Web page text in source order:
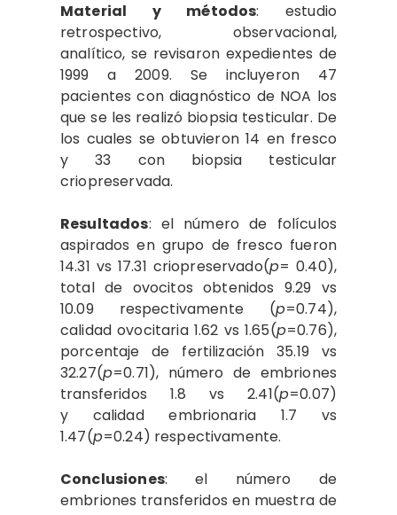
Material y métodos: estudio
retrospectivo, observacional,
analítico, se revisaron expedientes de
1999 a 2009. Se incluyeron 47
pacientes con diagnóstico de NOA los
que se les realizó biopsia testicular. De
los cuales se obtuvieron 14 en fresco
y 33 con biopsia testicular
criopreservada.
Resultados: el número de folículos
aspirados en grupo de fresco fueron
14.31 vs 17.31 criopreservado(p= 0.40),
total de ovocitos obtenidos 9.29 vs
10.09 respectivamente (p=0.74),
calidad ovocitaria 1.62 vs 1.65(p=0.76),
porcentaje de fertilización 35.19 vs
32.27(p=0.71), número de embriones
transferidos 1.8 vs 2.41(p=0.07)
y calidad embrionaria 1.7 vs
1.47(p=0.24) respectivamente.
Conclusiones: el número de
embriones transferidos en muestra de